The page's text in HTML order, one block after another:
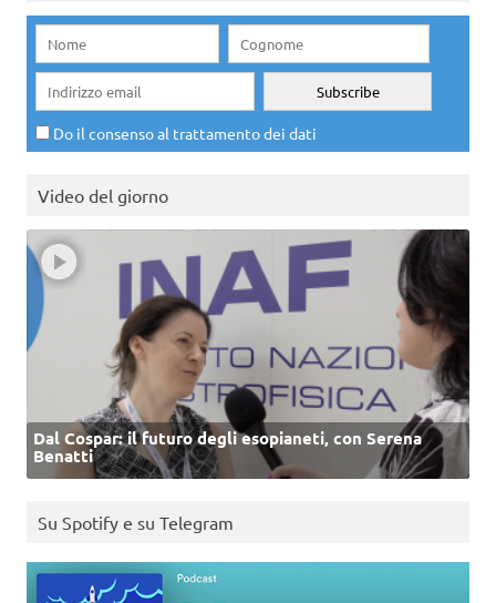
Do il consenso al trattamento dei dati
Video del giorno
Dal Cospar: il futuro degli esopianeti, con Serena
Benatti
Su Spotify e su Telegram